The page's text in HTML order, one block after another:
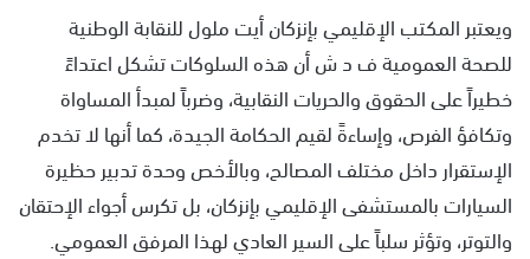
ويعتبر المكتب الإقليمي بإنزكان أيت ملول للنقابة الوطنية
للصحة العمومية ف د ش أن هذه السلوكات تشكل اعتداءً
خطيراً على الحقوق والحريات النقابية، وضرباً لمبدأ المساواة
وتكافؤ الفرص، وإساءةً لقيم الحكامة الجيدة، كما أنها لا تخدم
الإستقرار داخل مختلف المصالح، وبالأخص وحدة تدبير حظيرة
السيارات بالمستشفى الإقليمي بإنزكان، بل تكرس أجواء الإحتقان
والتوتر، وتؤثر سلباً على السير العادي لهذا المرفق العمومي.